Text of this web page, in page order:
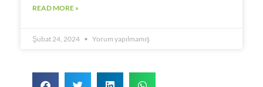
READ MORE »
Şubat 24, 2024 Yorum yapılmamış